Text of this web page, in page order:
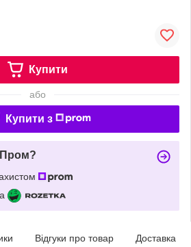
Купити
або
Купити з
Пром?
Відгуки про товар Доставка